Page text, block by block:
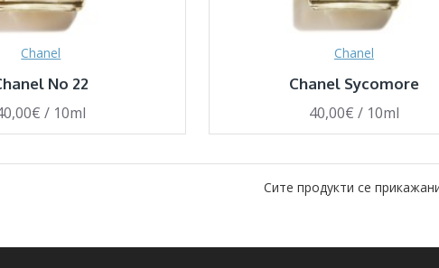
Chanel
No 22
/ 10ml
Chanel
Chanel Sycomore
40,00€ / 10ml
Сите продукти се